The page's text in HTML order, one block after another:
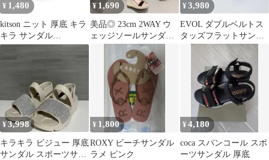
¥ 1,480
kitson ニット 厚底 キラ
キラ サンダル
（WHITE）
¥ 1,690
美品◎ 23cm 2WAY ウ
ェッジソールサンダル
10cmヒール 美脚 厚底
¥3,980
EVOL ダブルベルトス
タッズフラットサンダ
ル ビジュー ペタンコ
¥3,998
キラキラ ビジュー 厚底
サンダル スポーツサン
¥ 1,800
ROXY ビーチサンダル
ラメ ピンク
¥4,180
coca スパンコール スポ
ーツサンダル 厚底